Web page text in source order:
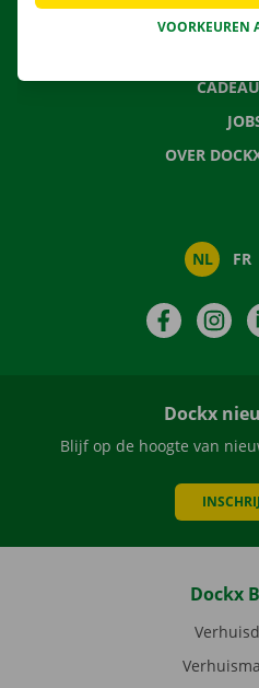
OVER
NL FR
Facebook
Dockx
Blijf op de hoogte van
Dockx
VOORKEUREN